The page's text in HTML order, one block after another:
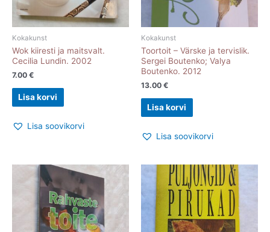
Kokakunst
Wok kiiresti ja maitsvalt.
Cecilia Lundin. 2002
7.00 €
Lisa korvi
Lisa soovikorvi
Kokakunst
Toortoit – Värske ja tervislik.
Sergei Boutenko; Valya
Boutenko. 2012
13.00 €
Lisa korvi
Lisa soovikorvi